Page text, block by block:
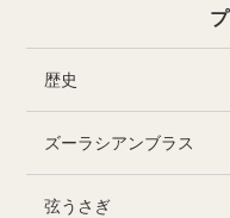
歴史
ズーラシアンブラス
弦うさぎ